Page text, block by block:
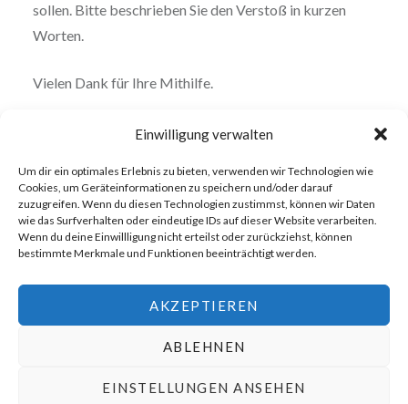
Einwilligung verwalten
Um dir ein optimales Erlebnis zu bieten, verwenden wir Technologien wie
Cookies, um Geräteinformationen zu speichern und/oder darauf
zuzugreifen. Wenn du diesen Technologien zustimmst, können wir Daten
wie das Surfverhalten oder eindeutige IDs auf dieser Website verarbeiten.
Wenn du deine Einwillligung nicht erteilst oder zurückziehst, können
bestimmte Merkmale und Funktionen beeinträchtigt werden.
AKZEPTIEREN
ABLEHNEN
EINSTELLUNGEN ANSEHEN
sollen. Bitte beschrieben Sie den Verstoß in kurzen
Worten.
Vielen Dank für Ihre Mithilfe.
Stolz präsentiert von WordPress|Theme: Dyad von